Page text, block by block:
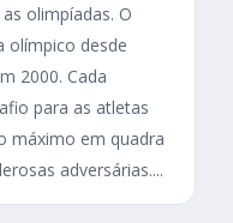
olimpíadas. O
olímpico desde
2000. Cada
para as atletas
máximo em quadra
adversárias....